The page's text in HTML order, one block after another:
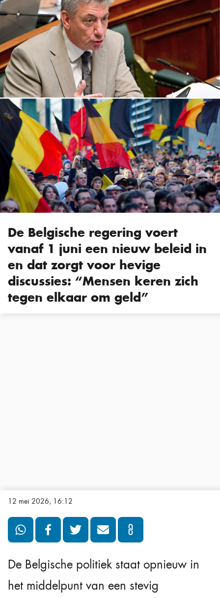
De Belgische regering voert
vanaf 1 juni een nieuw beleid in
en dat zorgt voor hevige
discussies: “Mensen keren zich
tegen elkaar om geld”
12 mei 2026, 16:12
De Belgische politiek staat opnieuw in
het middelpunt van een stevig